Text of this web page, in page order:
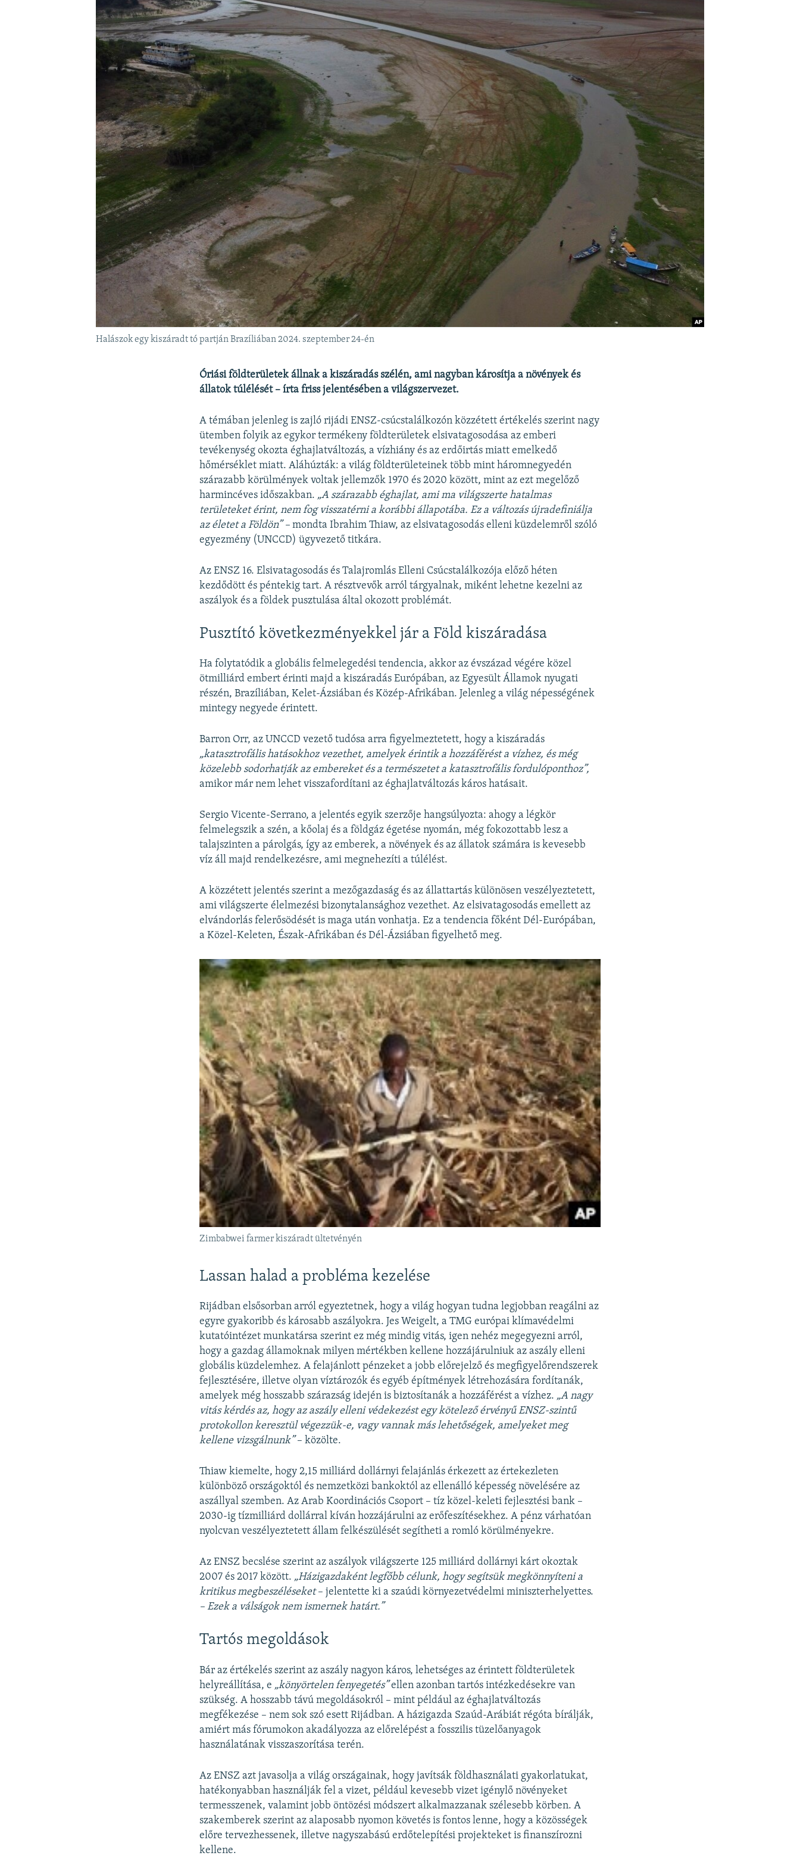
A MÚLT TANULSÁGAI
Halászok egy kiszáradt tó partján Brazíliában 2024. szeptember 24-én
Óriási földterületek állnak a kiszáradás szélén, ami nagyban károsítja a növények és
állatok túlélését – írta friss jelentésében a világszervezet.
A témában jelenleg is zajló rijádi ENSZ-csúcstalálkozón közzétett értékelés szerint nagy
ütemben folyik az egykor termékeny földterületek elsivatagosodása az emberi
tevékenység okozta éghajlatváltozás, a vízhiány és az erdőirtás miatt emelkedő
hőmérséklet miatt. Aláhúzták: a világ földterületeinek több mint háromnegyedén
szárazabb körülmények voltak jellemzők 1970 és 2020 között, mint az ezt megelőző
harmincéves időszakban. „A szárazabb éghajlat, ami ma világszerte hatalmas
területeket érint, nem fog visszatérni a korábbi állapotába. Ez a változás újradefiniálja
az életet a Földön” –mondta Ibrahim Thiaw, az elsivatagosodás elleni küzdelemről szóló
egyezmény (UNCCD) ügyvezető titkára.
Az ENSZ 16. Elsivatagosodás és Talajromlás Elleni Csúcstalálkozója előző héten
kezdődött és péntekig tart. A résztvevők arról tárgyalnak, miként lehetne kezelni az
aszályok és a földek pusztulása által okozott problémát.
Pusztító következményekkel jár a Föld kiszáradása
Ha folytatódik a globális felmelegedési tendencia, akkor az évszázad végére közel
ötmilliárd embert érinti majd a kiszáradás Európában, az Egyesült Államok nyugati
részén, Brazíliában, Kelet-Ázsiában és Közép-Afrikában. Jelenleg a világ népességének
mintegy negyede érintett.
Barron Orr, az UNCCD vezető tudósa arra figyelmeztetett, hogy a kiszáradás
„katasztrofális hatásokhoz vezethet, amelyek érintik a hozzáférést a vízhez, és még
közelebb sodorhatják az embereket és a természetet a katasztrofális fordulóponthoz”,
amikor már nem lehet visszafordítani az éghajlatváltozás káros hatásait.
Sergio Vicente-Serrano, a jelentés egyik szerzője hangsúlyozta: ahogy a légkör
felmelegszik a szén, a kőolaj és a földgáz égetése nyomán, még fokozottabb lesz a
talajszinten a párolgás, így az emberek, a növények és az állatok számára is kevesebb
víz áll majd rendelkezésre, ami megnehezíti a túlélést.
A közzétett jelentés szerint a mezőgazdaság és az állattartás különösen veszélyeztetett,
ami világszerte élelmezési bizonytalansághoz vezethet. Az elsivatagosodás emellett az
elvándorlás felerősödését is maga után vonhatja. Ez a tendencia főként Dél-Európában,
a Közel-Keleten, Észak-Afrikában és Dél-Ázsiában figyelhető meg.
Zimbabwei farmer kiszáradt ültetvényén
Lassan halad a probléma kezelése
Rijádban elsősorban arról egyeztetnek, hogy a világ hogyan tudna legjobban reagálni az
egyre gyakoribb és károsabb aszályokra. Jes Weigelt, a TMG európai klímavédelmi
kutatóintézet munkatársa szerint ez még mindig vitás, igen nehéz megegyezni arról,
hogy a gazdag államoknak milyen mértékben kellene hozzájárulniuk az aszály elleni
globális küzdelemhez. A felajánlott pénzeket a jobb előrejelző és megfigyelőrendszerek
fejlesztésére, illetve olyan víztározók és egyéb építmények létrehozására fordítanák,
amelyek még hosszabb szárazság idején is biztosítanák a hozzáférést a vízhez. „A nagy
vitás kérdés az, hogy az aszály elleni védekezést egy kötelező érvényű ENSZ-szintű
protokollon keresztül végezzük-e, vagy vannak más lehetőségek, amelyeket meg
kellene vizsgálnunk”– közölte.
Thiaw kiemelte, hogy 2,15 milliárd dollárnyi felajánlás érkezett az értekezleten
különböző országoktól és nemzetközi bankoktól az ellenálló képesség növelésére az
aszállyal szemben. Az Arab Koordinációs Csoport – tíz közel-keleti fejlesztési bank –
2030-ig tízmilliárd dollárral kíván hozzájárulni az erőfeszítésekhez. A pénz várhatóan
nyolcvan veszélyeztetett állam felkészülését segítheti a romló körülményekre.
Az ENSZ becslése szerint az aszályok világszerte 125 milliárd dollárnyi kárt okoztak
2007 és 2017 között. „Házigazdaként legfőbb célunk, hogy segítsük megkönnyíteni a
kritikus megbeszéléseket– jelentette ki a szaúdi környezetvédelmi miniszterhelyettes.
– Ezek a válságok nem ismernek határt.”
Tartós megoldások
Bár az értékelés szerint az aszály nagyon káros, lehetséges az érintett földterületek
helyreállítása, e „könyörtelen fenyegetés”ellen azonban tartós intézkedésekre van
szükség. A hosszabb távú megoldásokról – mint például az éghajlatváltozás
megfékezése – nem sok szó esett Rijádban. A házigazda Szaúd-Arábiát régóta bírálják,
amiért más fórumokon akadályozza az előrelépést a fosszilis tüzelőanyagok
használatának visszaszorítása terén.
Az ENSZ azt javasolja a világ országainak, hogy javítsák földhasználati gyakorlatukat,
hatékonyabban használják fel a vizet, például kevesebb vizet igénylő növényeket
termesszenek, valamint jobb öntözési módszert alkalmazzanak szélesebb körben. A
szakemberek szerint az alaposabb nyomon követés is fontos lenne, hogy a közösségek
előre tervezhessenek, illetve nagyszabású erdőtelepítési projekteket is finanszírozni
kellene.